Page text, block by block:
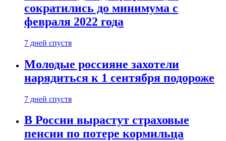
сократились до минимума с
февраля 2022 года
7 дней спустя
Молодые россияне захотели
нарядиться к 1 сентября подороже
7 дней спустя
В России вырастут страховые
пенсии по потере кормильца